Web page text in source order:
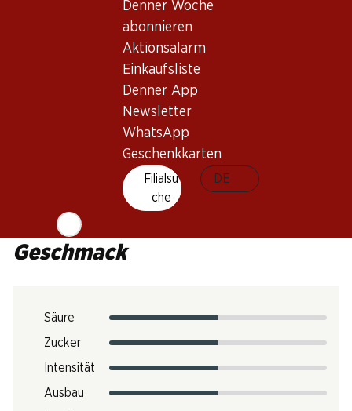
Denner Woche
abonnieren
Aktionsalarm
Einkaufsliste
Denner App
Newsletter
WhatsApp
Geschenkkarten
Filialsu
che
DE
Rotwein_old
Trinktemperatur
CO2-Fussabdruck
Geschmack
Säure
Zucker
Intensität
Ausbau